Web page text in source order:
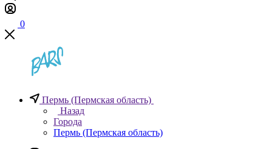
0
Пермь (Пермская область)
Назад
Города
Пермь (Пермская область)